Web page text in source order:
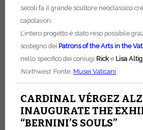
secoli fa il grande scultore neoclassico
capolavori.
L’intero progetto è stato reso possibile
sostegno dei Patrons of the Arts in the
nello specifico dei coniugi Ricke Lisa Altig
Northwest. Fonte: Musei Vaticani
CARDINAL VÉRGEZ
INAUGURATE THE
“BERNINI’S SOULS”